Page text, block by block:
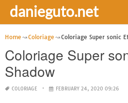
danieguto.net
Home Coloriage Coloriage Super sonic
Coloriage Super
Shadow
COLORIAGE FEBRUARY 24, 2020 09:26